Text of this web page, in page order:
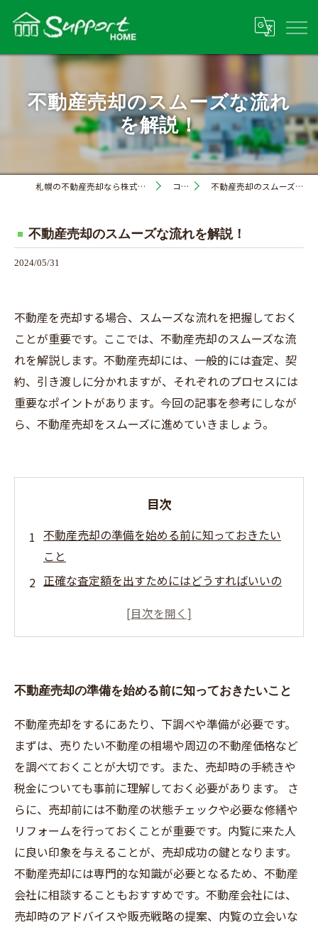
不動産売却のスムーズな流れ
を解説！
札幌の不動産売却なら株式会社サポートホーム コラム 不動産売却のスムーズな流れを解説！
不動産売却のスムーズな流れを解説！
2024/05/31
不動産を売却する場合、スムーズな流れを把握しておく
ことが重要です。ここでは、不動産売却のスムーズな流
れを解説します。不動産売却には、一般的には査定、契
約、引き渡しに分かれますが、それぞれのプロセスには
重要なポイントがあります。今回の記事を参考にしなが
ら、不動産売却をスムーズに進めていきましょう。
目次
不動産売却の準備を始める前に知っておきたい
こと
正確な査定額を出すためにはどうすればいいの
売却時にはどのような書類が必要になるのか
却を実現しよう
不動産売却の準備を始める前に知っておきたいこと
不動産売却をするにあたり、下調べや準備が必要です。
まずは、売りたい不動産の相場や周辺の不動産価格など
を調べておくことが大切です。また、売却時の手続きや
税金についても事前に理解しておく必要があります。 さ
らに、売却前には不動産の状態チェックや必要な修繕や
リフォームを行っておくことが重要です。内覧に来た人
に良い印象を与えることが、売却成功の鍵となります。
不動産売却には専門的な知識が必要となるため、不動産
会社に相談することもおすすめです。不動産会社には、
売却時のアドバイスや販売戦略の提案、内覧の立会いな